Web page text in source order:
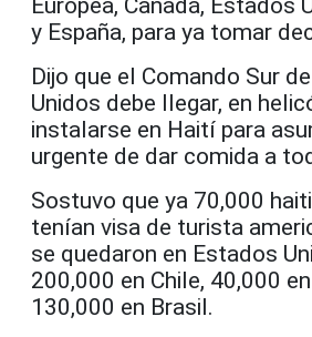
Europea, Canadá, Estados
y España, para ya tomar
Dijo que el Comando Sur
Unidos debe llegar, en
instalarse en Haití para
urgente de dar comida a
Sostuvo que ya 70,000
tenían visa de turista
se quedaron en Estados
200,000 en Chile, 40,000
130,000 en Brasil.